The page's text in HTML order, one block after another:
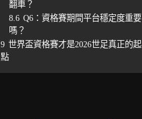
翻車？
8.6 Q6：資格賽期間平台穩定度重要
嗎？
9 世界盃資格賽才是2026世足真正的起
點